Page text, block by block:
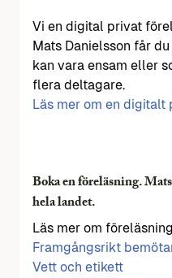
Vi en digital privat
Mats Danielsson får
kan vara ensam eller
flera deltagare.
Läs mer om en digitalt
Boka en föreläsning.
hela landet.
Läs mer om
Framgångsrikt
Vett och etikett